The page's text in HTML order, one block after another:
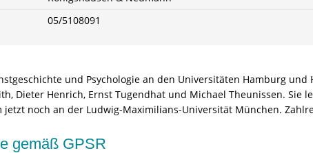
05/5108091
und Psychologie an den Universitäten Hamburg
Dieter Henrich, Ernst Tugendhat und Michael Theunissen.
noch an der Ludwig-Maximilians-Universität München.
gemäß GPSR